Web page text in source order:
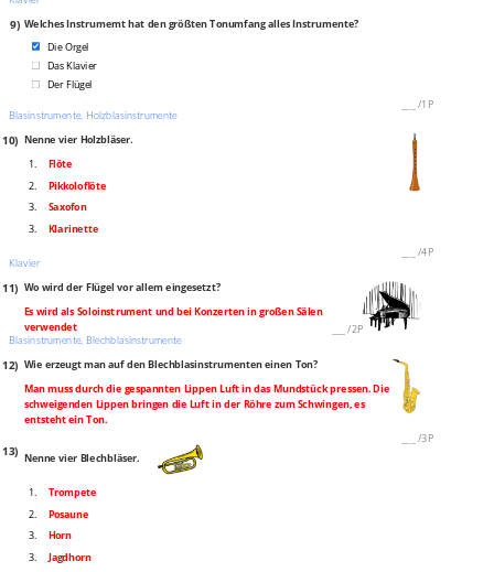
9) Welches Instrumemt hat den größten Tonumfang alles Instrumente?
Die Orgel
Das Klavier
Der Flügel
/1P
Blasinstrumente, Holzblasinstrumente
10) Nenne vier Holzbläser.
1. Flöte
2.
Pikkoloflöte
3.
Saxofon
3.
Klarinette
/4P
Klavier
11) Wo wird der Flügel vor allem eingesetzt?
Es wird als Soloinstrument und bei Konzerten in großen Sälen
verwendet
/2P
Blasinstrumente, Blechblasinstrumente
12) Wie erzeugt man auf den Blechblasinstrumenten einen Ton?
Man muss durch die gespannten Lippen Luft in das Mundstück pressen. Die
schweigenden Lippen bringen die Luft in der Röhre zum Schwingen, es
entsteht ein Ton.
/3P
13) Nenne vier Blechbläser.
1. Trompete
2.
Posaune
3.
Horn
3.
Jagdhorn